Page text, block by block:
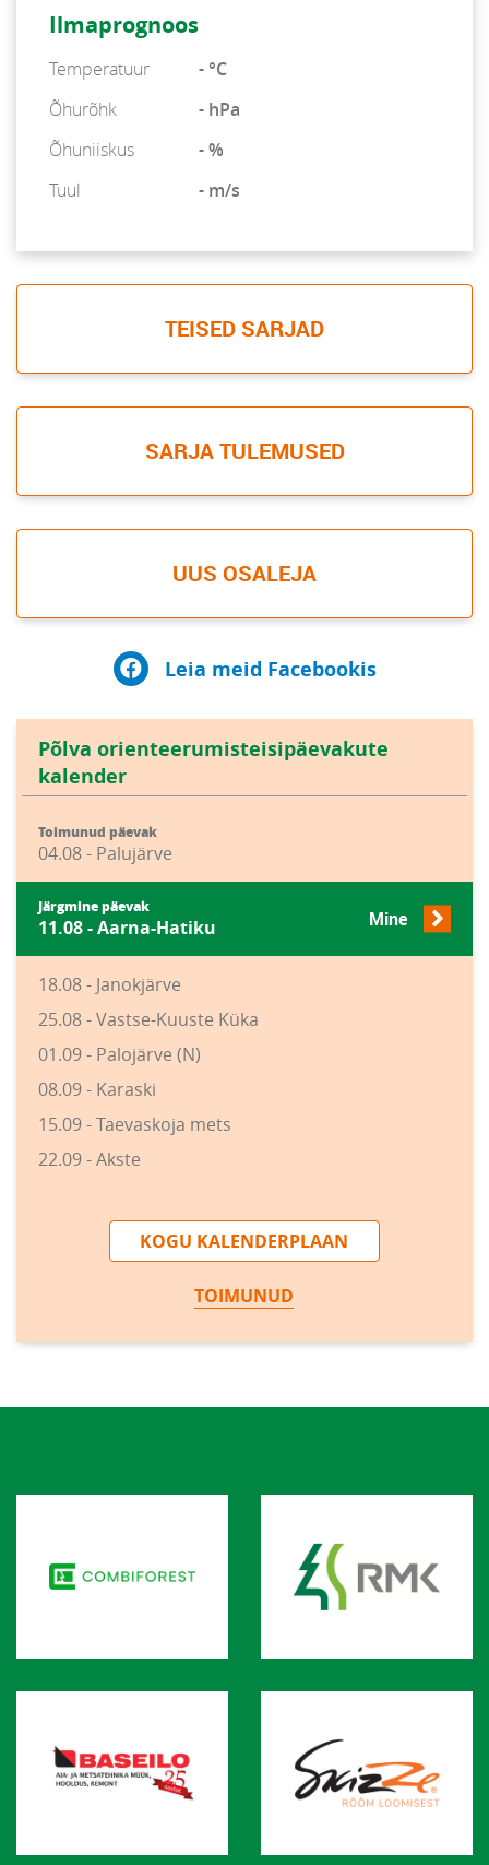
Ilmaprognoos
Temperatuur
- °C
Õhurõhk
- hPa
Õhuniiskus
- %
Tuul
- m/s
TEISED SARJAD
SARJA TULEMUSED
UUS OSALEJA
Leia meid Facebookis
Põlva orienteerumisteisipäevakute
kalender
Toimunud päevak
04.08 - Palujärve
Järgmine päevak
11.08 - Aarna-Hatiku Mine
18.08 - Janokjärve
25.08 - Vastse-Kuuste Küka
01.09 - Palojärve (N)
08.09 - Karaski
15.09 - Taevaskoja mets
22.09 - Akste
KOGU KALENDERPLAAN
TOIMUNUD